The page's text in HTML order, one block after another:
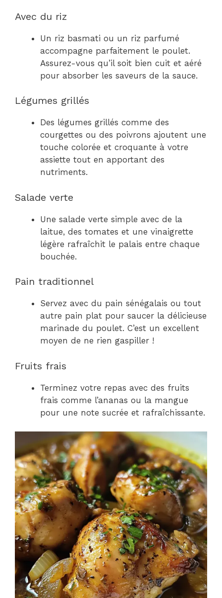
Avec du riz
Un riz basmati ou un riz parfumé
accompagne parfaitement le poulet.
Assurez-vous qu’il soit bien cuit et aéré
pour absorber les saveurs de la sauce.
Légumes grillés
Des légumes grillés comme des
courgettes ou des poivrons ajoutent une
touche colorée et croquante à votre
assiette tout en apportant des
nutriments.
Salade verte
Une salade verte simple avec de la
laitue, des tomates et une vinaigrette
légère rafraîchit le palais entre chaque
bouchée.
Pain traditionnel
Servez avec du pain sénégalais ou tout
autre pain plat pour saucer la délicieuse
marinade du poulet. C’est un excellent
moyen de ne rien gaspiller !
Fruits frais
Terminez votre repas avec des fruits
frais comme l’ananas ou la mangue
pour une note sucrée et rafraîchissante.